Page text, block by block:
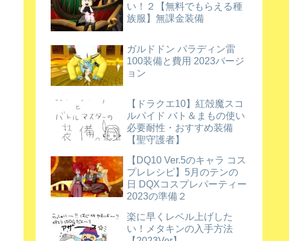
い！２【無料でもらえる種
族服】無課金装備
ガルドドン パラディン雷
100装備と費用 2023バージ
ョン
【ドラクエ10】紅殻魔スコ
ルパイド バト＆まもの使い
必要耐性・おすすめ装備
【聖守護者】
【DQ10 Ver.5のキャラ コス
プレレシピ】5月のテンの
日 DQXコスプレパーティー
2023の準備２
楽に早くレベル上げした
い！メタキンの入手方法